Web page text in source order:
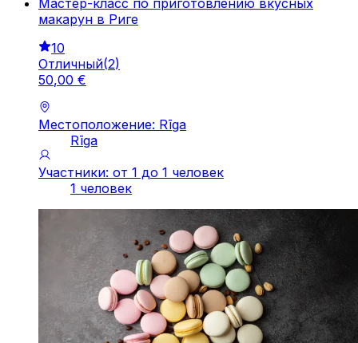
Мастер-класс по приготовлению вкусных
макарун в Риге
10
Отличный(2)
50,00 €
Местоположение: Rīga
Rīga
Участники: от 1 до 1 человек
1 человек